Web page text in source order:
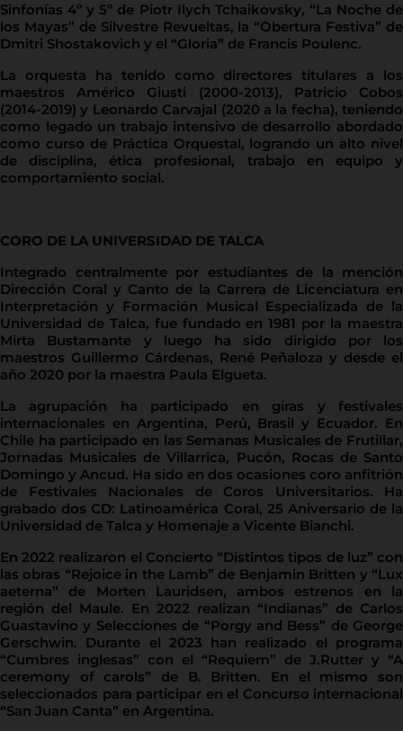
Sinfonías 4º y 5º de Piotr Ilych Tchaikovsky, “La Noche de
los Mayas” de Silvestre Revueltas, la “Obertura Festiva” de
Dmitri Shostakovich y el “Gloria” de Francis Poulenc.
La orquesta ha tenido como directores titulares a los
maestros Américo Giusti (2000-2013), Patricio Cobos
(2014-2019) y Leonardo Carvajal (2020 a la fecha), teniendo
como legado un trabajo intensivo de desarrollo abordado
como curso de Práctica Orquestal, logrando un alto nivel
de disciplina, ética profesional, trabajo en equipo y
comportamiento social.
CORO DE LA UNIVERSIDAD DE TALCA
Integrado centralmente por estudiantes de la mención
Dirección Coral y Canto de la Carrera de Licenciatura en
Interpretación y Formación Musical Especializada de la
Universidad de Talca, fue fundado en 1981 por la maestra
Mirta Bustamante y luego ha sido dirigido por los
maestros Guillermo Cárdenas, René Peñaloza y desde el
año 2020 por la maestra Paula Elgueta.
La agrupación ha participado en giras y festivales
internacionales en Argentina, Perú, Brasil y Ecuador. En
Chile ha participado en las Semanas Musicales de Frutillar,
Jornadas Musicales de Villarrica, Pucón, Rocas de Santo
Domingo y Ancud. Ha sido en dos ocasiones coro anfitrión
de Festivales Nacionales de Coros Universitarios. Ha
grabado dos CD: Latinoamérica Coral, 25 Aniversario de la
Universidad de Talca y Homenaje a Vicente Bianchi.
En 2022 realizaron el Concierto “Distintos tipos de luz” con
las obras “Rejoice in the Lamb” de Benjamin Britten y “Lux
aeterna” de Morten Lauridsen, ambos estrenos en la
región del Maule. En 2022 realizan “Indianas” de Carlos
Guastavino y Selecciones de “Porgy and Bess” de George
Gerschwin. Durante el 2023 han realizado el programa
“Cumbres inglesas” con el “Requiem” de J.Rutter y “A
ceremony of carols” de B. Britten. En el mismo son
seleccionados para participar en el Concurso internacional
“San Juan Canta” en Argentina.